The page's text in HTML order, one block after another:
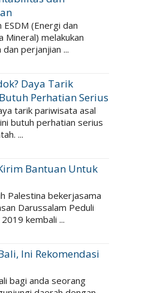
(Energi dan
Mineral) melakukan
perjanjian ...
Daya Tarik
Perhatian Serius
tarik pariwisata asal
butuh perhatian serius
...
Bantuan Untuk
Palestina bekerjasama
Darussalam Peduli
kembali ...
Ini Rekomendasi
bagi anda seorang